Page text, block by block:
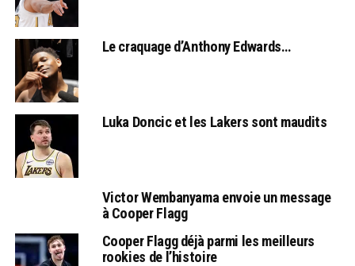
Le craquage d’Anthony Edwards…
Luka Doncic et les Lakers sont maudits
Victor Wembanyama envoie un message
à Cooper Flagg
Cooper Flagg déjà parmi les meilleurs
rookies de l’histoire